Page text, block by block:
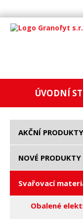
ÚVODNÍ
AKČNÍ PRODUKTY
NOVÉ PRODUKTY
Svařovací
Obalené